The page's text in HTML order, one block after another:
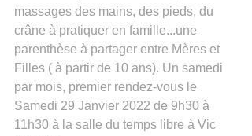
massages des mains, des pieds, du
crâne à pratiquer en famille...une
parenthèse à partager entre Mères et
Filles ( à partir de 10 ans). Un samedi
par mois, premier rendez-vous le
Samedi 29 Janvier 2022 de 9h30 à
11h30 à la salle du temps libre à Vic